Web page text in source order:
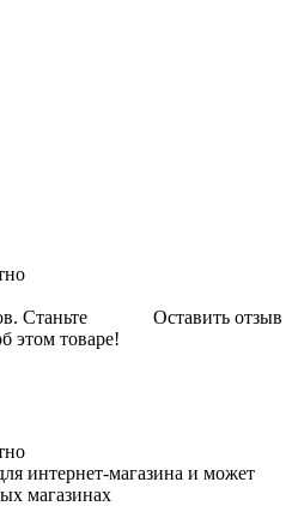
Оставить отзыв
Станьте
этом товаре!
интернет-магазина и может
магазинах